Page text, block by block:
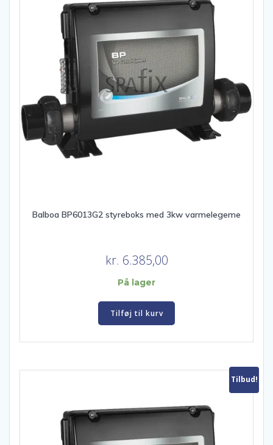
Balboa BP6013G2 styreboks med 3kw varmelegeme
kr. 6.385,00
På lager
Tilføj til kurv
Tilbud!